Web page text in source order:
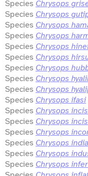
Species Chrysops
Species Chrysops
Species Chrysops
Species Chrysops
Species Chrysops
Species Chrysops
Species Chrysops
Species Chrysops
Species Chrysops
Species Chrysops ifasi
Species Chrysops
Species Chrysops
Species Chrysops
Species Chrysops
Species Chrysops
Species Chrysops